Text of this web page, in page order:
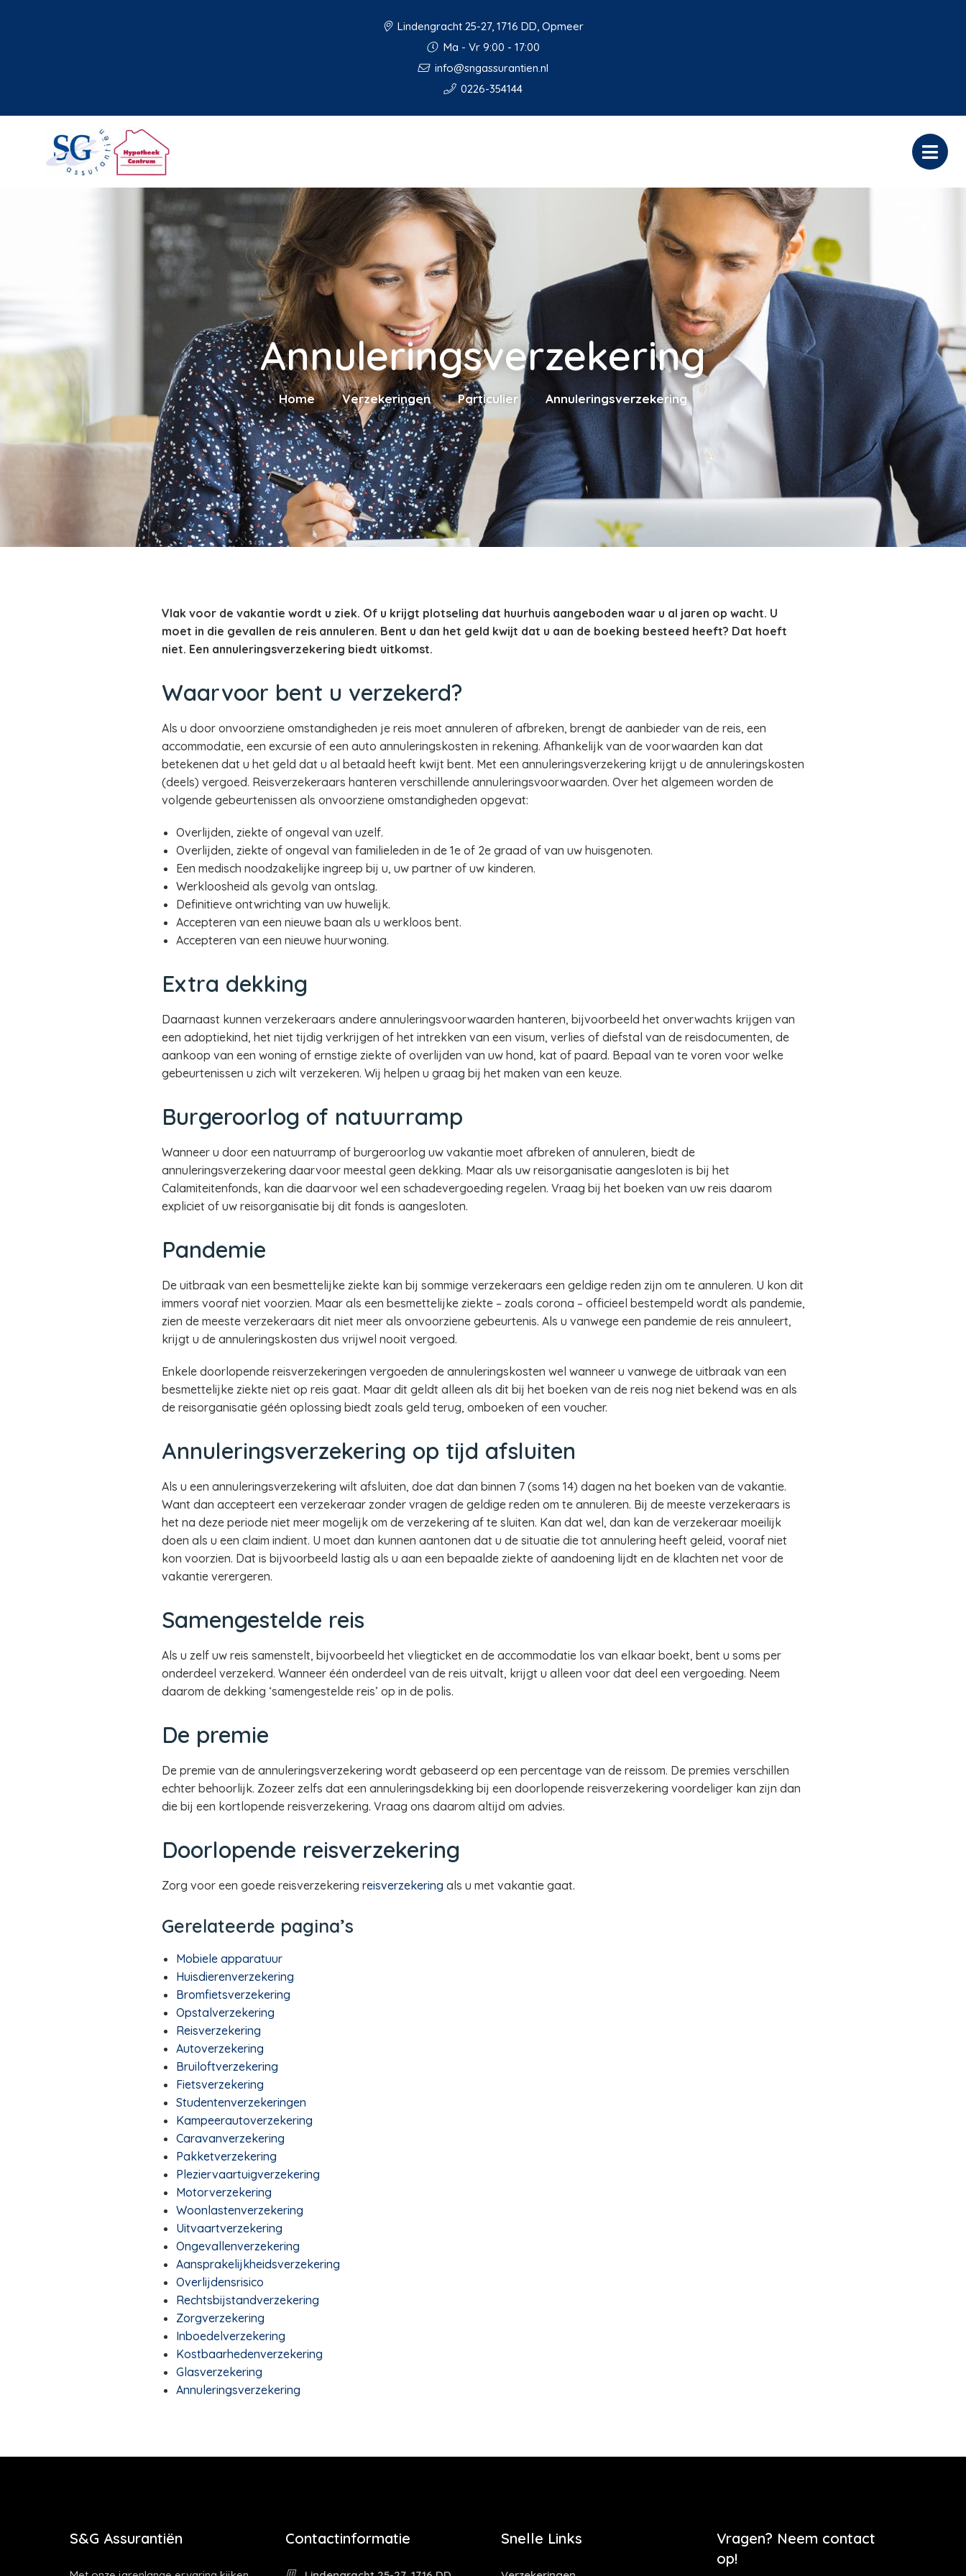
Lindengracht 25-27, 1716 DD, Opmeer
Ma - Vr 9:00 - 17:00
info@sngassurantien.nl
0226-354144
Annuleringsverzekering
Home Verzekeringen Particulier Annuleringsverzekering
Vlak voor de vakantie wordt u ziek. Of u krijgt plotseling dat huurhuis aangeboden waar u al jaren op wacht. U
moet in die gevallen de reis annuleren. Bent u dan het geld kwijt dat u aan de boeking besteed heeft? Dat hoeft
niet. Een annuleringsverzekering biedt uitkomst.
Waarvoor bent u verzekerd?
Als u door onvoorziene omstandigheden je reis moet annuleren of afbreken, brengt de aanbieder van de reis, een
accommodatie, een excursie of een auto annuleringskosten in rekening. Afhankelijk van de voorwaarden kan dat
betekenen dat u het geld dat u al betaald heeft kwijt bent. Met een annuleringsverzekering krijgt u de annuleringskosten
(deels) vergoed. Reisverzekeraars hanteren verschillende annuleringsvoorwaarden. Over het algemeen worden de
volgende gebeurtenissen als onvoorziene omstandigheden opgevat:
Overlijden, ziekte of ongeval van uzelf.
Overlijden, ziekte of ongeval van familieleden in de 1e of 2e graad of van uw huisgenoten.
Een medisch noodzakelijke ingreep bij u, uw partner of uw kinderen.
Werkloosheid als gevolg van ontslag.
Definitieve ontwrichting van uw huwelijk.
Accepteren van een nieuwe baan als u werkloos bent.
Accepteren van een nieuwe huurwoning.
Extra dekking
Daarnaast kunnen verzekeraars andere annuleringsvoorwaarden hanteren, bijvoorbeeld het onverwachts krijgen van
een adoptiekind, het niet tijdig verkrijgen of het intrekken van een visum, verlies of diefstal van de reisdocumenten, de
aankoop van een woning of ernstige ziekte of overlijden van uw hond, kat of paard. Bepaal van te voren voor welke
gebeurtenissen u zich wilt verzekeren. Wij helpen u graag bij het maken van een keuze.
Burgeroorlog of natuurramp
Wanneer u door een natuurramp of burgeroorlog uw vakantie moet afbreken of annuleren, biedt de
annuleringsverzekering daarvoor meestal geen dekking. Maar als uw reisorganisatie aangesloten is bij het
Calamiteitenfonds, kan die daarvoor wel een schadevergoeding regelen. Vraag bij het boeken van uw reis daarom
expliciet of uw reisorganisatie bij dit fonds is aangesloten.
Pandemie
De uitbraak van een besmettelijke ziekte kan bij sommige verzekeraars een geldige reden zijn om te annuleren. U kon dit
immers vooraf niet voorzien. Maar als een besmettelijke ziekte – zoals corona – officieel bestempeld wordt als pandemie,
zien de meeste verzekeraars dit niet meer als onvoorziene gebeurtenis. Als u vanwege een pandemie de reis annuleert,
krijgt u de annuleringskosten dus vrijwel nooit vergoed.
Enkele doorlopende reisverzekeringen vergoeden de annuleringskosten wel wanneer u vanwege de uitbraak van een
besmettelijke ziekte niet op reis gaat. Maar dit geldt alleen als dit bij het boeken van de reis nog niet bekend was en als
de reisorganisatie géén oplossing biedt zoals geld terug, omboeken of een voucher.
Annuleringsverzekering op tijd afsluiten
Als u een annuleringsverzekering wilt afsluiten, doe dat dan binnen 7 (soms 14) dagen na het boeken van de vakantie.
Want dan accepteert een verzekeraar zonder vragen de geldige reden om te annuleren. Bij de meeste verzekeraars is
het na deze periode niet meer mogelijk om de verzekering af te sluiten. Kan dat wel, dan kan de verzekeraar moeilijk
doen als u een claim indient. U moet dan kunnen aantonen dat u de situatie die tot annulering heeft geleid, vooraf niet
kon voorzien. Dat is bijvoorbeeld lastig als u aan een bepaalde ziekte of aandoening lijdt en de klachten net voor de
vakantie verergeren.
Samengestelde reis
Als u zelf uw reis samenstelt, bijvoorbeeld het vliegticket en de accommodatie los van elkaar boekt, bent u soms per
onderdeel verzekerd. Wanneer één onderdeel van de reis uitvalt, krijgt u alleen voor dat deel een vergoeding. Neem
daarom de dekking ‘samengestelde reis’ op in de polis.
De premie
De premie van de annuleringsverzekering wordt gebaseerd op een percentage van de reissom. De premies verschillen
echter behoorlijk. Zozeer zelfs dat een annuleringsdekking bij een doorlopende reisverzekering voordeliger kan zijn dan
die bij een kortlopende reisverzekering. Vraag ons daarom altijd om advies.
Doorlopende reisverzekering
Zorg voor een goede reisverzekering reisverzekering als u met vakantie gaat.
Gerelateerde pagina’s
Mobiele apparatuur
Huisdierenverzekering
Bromfietsverzekering
Opstalverzekering
Reisverzekering
Autoverzekering
Bruiloftverzekering
Fietsverzekering
Studentenverzekeringen
Kampeerautoverzekering
Caravanverzekering
Pakketverzekering
Pleziervaartuigverzekering
Motorverzekering
Woonlastenverzekering
Uitvaartverzekering
Ongevallenverzekering
Aansprakelijkheidsverzekering
Overlijdensrisico
Rechtsbijstandverzekering
Zorgverzekering
Inboedelverzekering
Kostbaarhedenverzekering
Glasverzekering
Annuleringsverzekering
S&G Assurantiën Contactinformatie Snelle Links
Vragen? Neem contact
op!